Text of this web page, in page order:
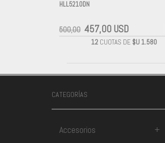
HLL5210DN
500,00 457,00 USD
12CUOTAS DE $U 1.580
CATEGORÍAS
Accesorios +